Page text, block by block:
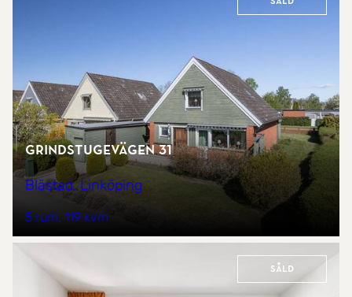
Grindstugevägen 31
Blästad, Linköping
5 rum 119 kvm
Såld